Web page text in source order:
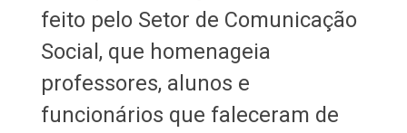
feito pelo Setor de Comunicação
Social, que homenageia
professores, alunos e
funcionários que faleceram de